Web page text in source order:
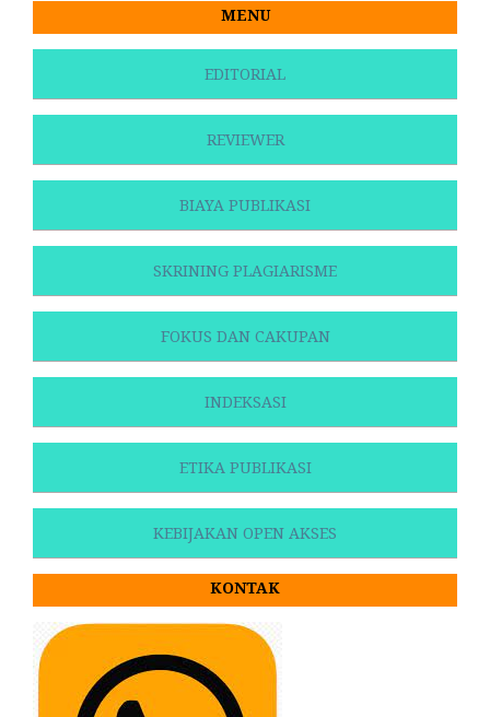
MENU
EDITORIAL
REVIEWER
BIAYA PUBLIKASI
SKRINING PLAGIARISME
FOKUS DAN CAKUPAN
INDEKSASI
ETIKA PUBLIKASI
KEBIJAKAN OPEN AKSES
KONTAK